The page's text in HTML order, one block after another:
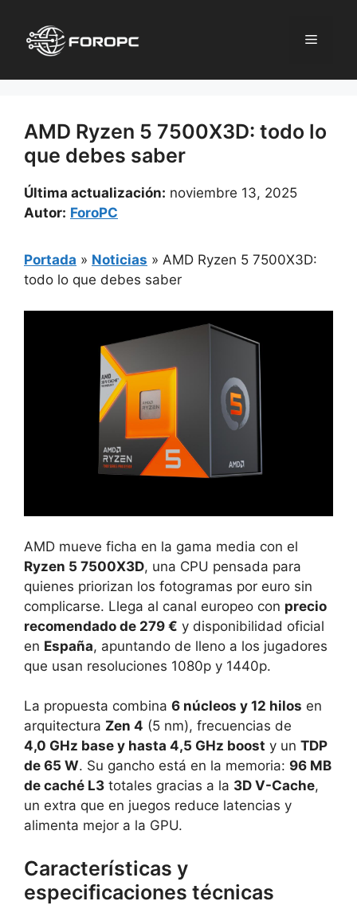
contenido
Menú
AMD Ryzen 5 7500X3D: todo lo
que debes saber
Última actualización: noviembre 13, 2025
Autor: ForoPC
Portada » Noticias » AMD Ryzen 5 7500X3D:
todo lo que debes saber
AMD mueve ficha en la gama media con el
Ryzen 5 7500X3D, una CPU pensada para
quienes priorizan los fotogramas por euro sin
complicarse. Llega al canal europeo con precio
recomendado de 279 € y disponibilidad oficial
en España, apuntando de lleno a los jugadores
que usan resoluciones 1080p y 1440p.
La propuesta combina 6 núcleos y 12 hilos en
arquitectura Zen 4 (5 nm), frecuencias de
4,0 GHz base y hasta 4,5 GHz boost y un TDP
de 65 W. Su gancho está en la memoria: 96 MB
de caché L3 totales gracias a la 3D V-Cache,
un extra que en juegos reduce latencias y
alimenta mejor a la GPU.
Características y
especificaciones técnicas